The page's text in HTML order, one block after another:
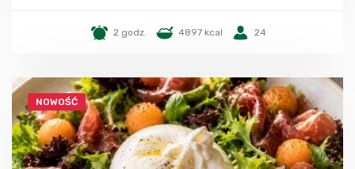
2 godz. 4897 kcal 24
NOWOŚĆ